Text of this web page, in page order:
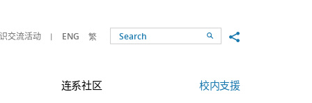
交流活动 ENG 繁 SearchShare to
连系社区 校内支援